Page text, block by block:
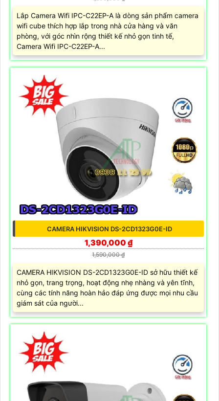
Lắp Camera Wifi IPC-C22EP-A là dòng sản phẩm camera
wifi cube thích hợp lắp trong nhà cửa hàng và văn
phòng, với góc nhìn rộng thiết kế nhỏ gọn tinh tế,
Camera Wifi IPC-C22EP-A...
CAMERA HIKVISION DS-2CD1323G0E-ID
1,390,000 ₫
1,590,000 ₫
CAMERA HIKVISION DS-2CD1323G0E-ID sở hữu thiết kế
nhỏ gọn, trang trọng, hoạt động nhẹ nhàng và yên tĩnh,
cùng các tính năng hoàn hảo đáp ứng được mọi nhu cầu
giám sát của người...